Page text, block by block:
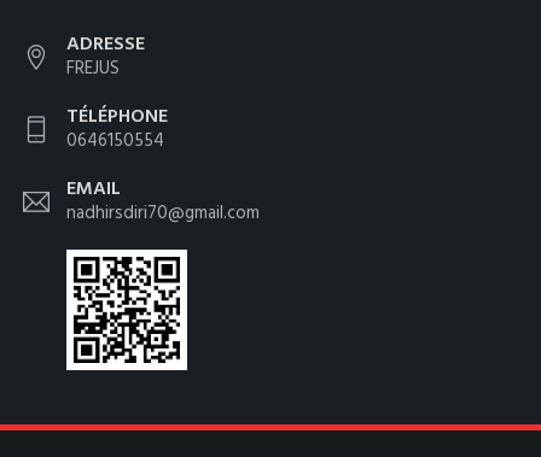
ADRESSE
FREJUS
TÉLÉPHONE
0646150554
EMAIL
nadhirsdiri70@gmail.com